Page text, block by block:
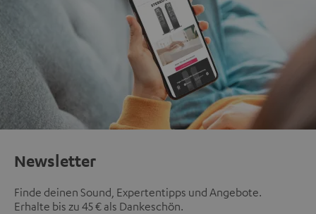
Newsletter
Finde deinen Sound, Expertentipps und Angebote.
Erhalte bis zu 45 € als Dankeschön.